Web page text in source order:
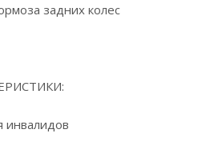
задних колес
инвалидов